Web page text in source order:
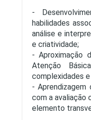
-
habilidades
análise e
e criatividade;
- Aproximação
Atenção
complexidades
-
com a avaliação
elemento